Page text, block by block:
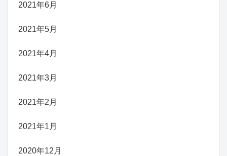
2021年6月
2021年5月
2021年4月
2021年3月
2021年2月
2021年1月
2020年12月